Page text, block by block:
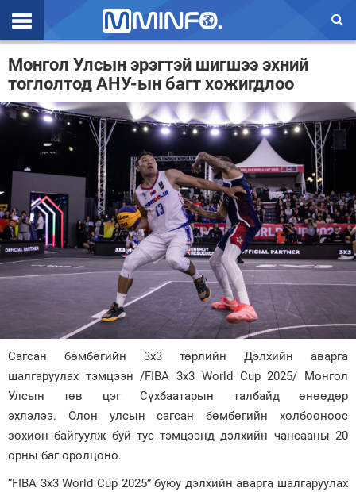
Эхлэл
Цаг агаар
Валют ханш
Улс төр
Үзэл бодол
Спорт
Зурхай
Монгол Улсын эрэгтэй шигшээ эхний
тоглолтод АНУ-ын багт хожигдлоо
Сагсан бөмбөгийн 3х3 төрлийн Дэлхийн аварга
шалгаруулах тэмцээн /FIBA 3x3 World Cup 2025/ Монгол
Улсын төв цэг Сүхбаатарын талбайд өнөөдөр
эхлэлээ. Олон улсын сагсан бөмбөгийн холбооноос
зохион байгуулж буй тус тэмцээнд дэлхийн чансааны 20
орны баг оролцоно.
“FIBA 3x3 World Cup 2025” буюу дэлхийн аварга шалгаруулах